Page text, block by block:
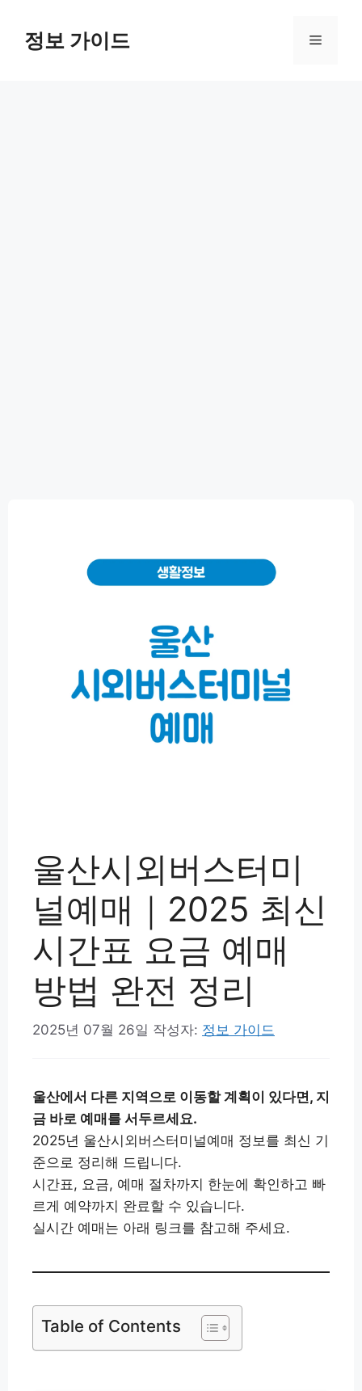
정보 가이드 메
울산시외버스터미
널예매｜2025 최신
시간표 요금 예매
방법 완전 정리
2025년 07월 26일 작성자: 정보 가이드
울산에서 다른 지역으로 이동할 계획이 있다면, 지
금 바로 예매를 서두르세요.
2025년 울산시외버스터미널예매 정보를 최신 기
준으로 정리해 드립니다.
시간표, 요금, 예매 절차까지 한눈에 확인하고 빠
르게 예약까지 완료할 수 있습니다.
실시간 예매는 아래 링크를 참고해 주세요.
Table of Contents